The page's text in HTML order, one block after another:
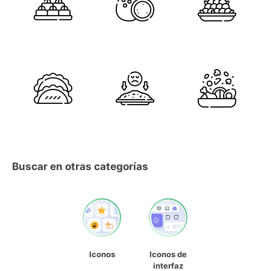
Buscar en otras categorías
Iconos
Iconos de
interfaz